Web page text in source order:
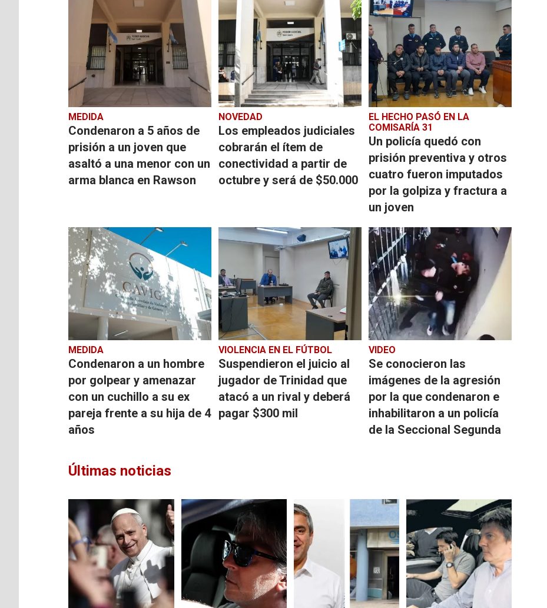
MEDIDA
Condenaron a 5 años de
prisión a un joven que
asaltó a una menor con un
arma blanca en Rawson
NOVEDAD
Los empleados judiciales
cobrarán el ítem de
conectividad a partir de
octubre y será de $50.000
EL HECHO PASÓ EN LA
COMISARÍA 31
Un policía quedó con
prisión preventiva y otros
cuatro fueron imputados
por la golpiza y fractura a
un joven
MEDIDA
Condenaron a un hombre
por golpear y amenazar
con un cuchillo a su ex
pareja frente a su hija de 4
años
VIOLENCIA EN EL FÚTBOL
Suspendieron el juicio al
jugador de Trinidad que
atacó a un rival y deberá
pagar $300 mil
VIDEO
Se conocieron las
imágenes de la agresión
por la que condenaron e
inhabilitaron a un policía
de la Seccional Segunda
Últimas noticias